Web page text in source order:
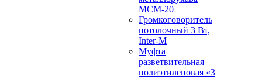
МСМ-20
Громкоговоритель
потолочный 3 Вт,
Inter-M
Муфта
разветвительная
полиэтиленовая «3